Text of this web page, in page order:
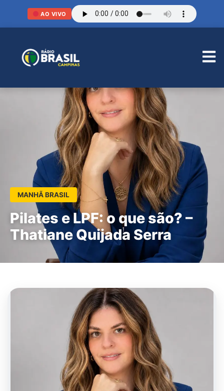
AO VIVO
MANHÃ BRASIL
Pilates e LPF: o que são? –
Thatiane Quijada Serra